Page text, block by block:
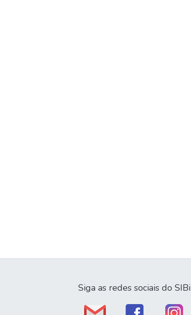
Siga as redes sociais do SIBi